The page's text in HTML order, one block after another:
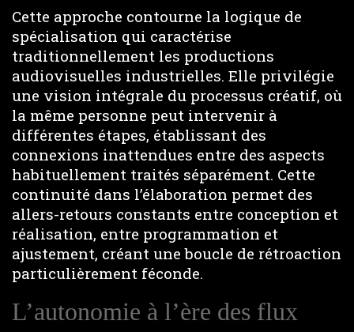
Cette approche contourne la logique de
spécialisation qui caractérise
traditionnellement les productions
audiovisuelles industrielles. Elle privilégie
une vision intégrale du processus créatif, où
la même personne peut intervenir à
différentes étapes, établissant des
connexions inattendues entre des aspects
habituellement traités séparément. Cette
continuité dans l’élaboration permet des
allers-retours constants entre conception et
réalisation, entre programmation et
ajustement, créant une boucle de rétroaction
particulièrement féconde.
L’autonomie à l’ère des flux